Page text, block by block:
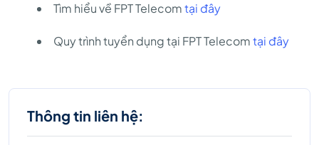
Tìm hiểu về FPT Telecomtại đây
Quy trình tuyển dụng tại FPT Telecomtại đây
Thông tin liên hệ: